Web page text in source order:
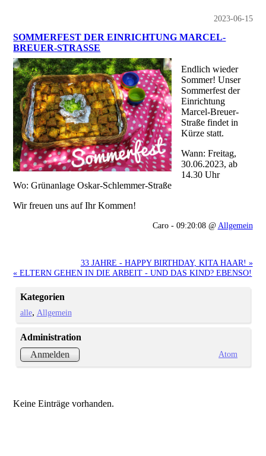
2023-06-15
SOMMERFEST DER EINRICHTUNG MARCEL-
BREUER-STRASSE
Endlich wieder
Sommer! Unser
Sommerfest der
Einrichtung
Marcel-Breuer-
Straße findet in
Kürze statt.
Wann: Freitag,
30.06.2023, ab
14.30 Uhr
Wo: Grünanlage Oskar-Schlemmer-Straße
Wir freuen uns auf Ihr Kommen!
Caro - 09:20:08 @Allgemein
33 JAHRE - HAPPY BIRTHDAY, KITA HAAR! »
« ELTERN GEHEN IN DIE ARBEIT - UND DAS KIND? EBENSO!
Kategorien
alle Allgemein
Administration
Anmelden
Atom
Keine Einträge vorhanden.